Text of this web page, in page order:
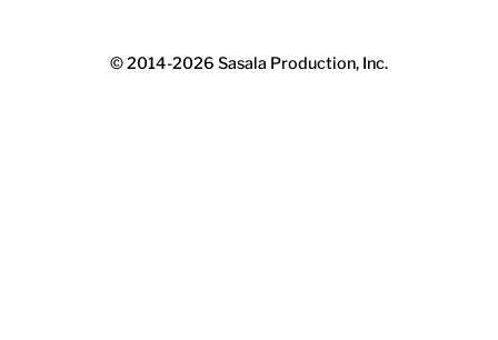
© 2014-2026 Sasala Production, Inc.